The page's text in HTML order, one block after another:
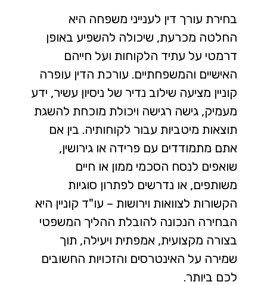
בחירת עורך דין לענייני משפחה היא
החלטה מכרעת, שיכולה להשפיע באופן
דרמטי על עתיד הלקוחות ועל חייהם
האישיים והמשפחתיים. עורכת הדין עופרה
קוניין מציעה שילוב נדיר של ניסיון עשיר, ידע
מעמיק, גישה רגישה ויכולת מוכחת להשגת
תוצאות מיטביות עבור לקוחותיה. בין אם
אתם מתמודדים עם פרידה או גירושין,
שואפים לנסח הסכמי ממון או חיים
משותפים, או נדרשים לפתרון סוגיות
הקשורות לצוואות וירושות – עו"ד קוניין היא
הבחירה הנכונה להובלת ההליך המשפטי
בצורה מקצועית, אמפתית ויעילה, תוך
שמירה על האינטרסים והזכויות החשובים
לכם ביותר.